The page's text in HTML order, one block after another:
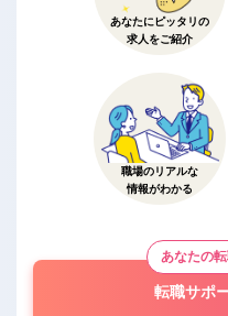
あなたにピッタリの
求人をご紹介
職場のリアルな
情報がわかる
あなたの
転職サポ